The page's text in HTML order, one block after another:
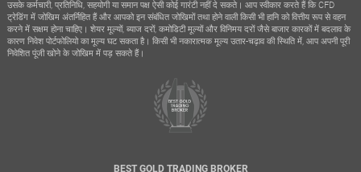
उसके कर्मचारी, प्रतिनिधि, सहयोगी या समान पक्ष ऐसी कोई गारंटी नहीं दे सकते। आप स्वीकार करते हैं कि CFD
ट्रेडिंग में जोखिम अंतर्निहित हैं और आपको इन संबंधित जोखिमों तथा होने वाली किसी भी हानि को वित्तीय रूप से वहन
करने में सक्षम होना चाहिए। शेयर मूल्यों, ब्याज दरों, कमोडिटी मूल्यों और विनिमय दरों जैसे बाजार कारकों में बदलाव के
कारण निवेश पोर्टफोलियो का मूल्य घट सकता है। किसी भी नकारात्मक मूल्य उतार-चढ़ाव की स्थिति में, आप अपनी पूरी
निवेशित पूंजी खोने के जोखिम में पड़ सकते हैं।
BEST GOLD TRADING BROKER